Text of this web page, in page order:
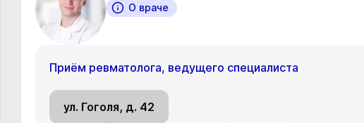
О враче
Приём ревматолога, ведущего специалиста
ул. Гоголя, д. 42